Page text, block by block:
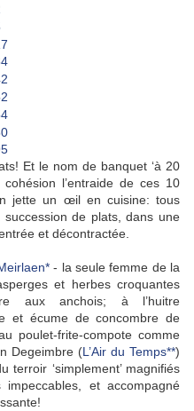
Et le nom de banquet ‘à 20
l’entraide de ces 10
jette un œil en cuisine: tous
succession de plats, dans une
et décontractée.
- la seule femme de la
et herbes croquantes
aux anchois; à l’huitre
et écume de concombre de
poulet-frite-compote comme
Degeimbre (L’Air du Temps**)
terroir ‘simplement’ magnifiés
et accompagné